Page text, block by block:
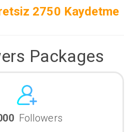
2750 Kaydetme
Packages
Followers